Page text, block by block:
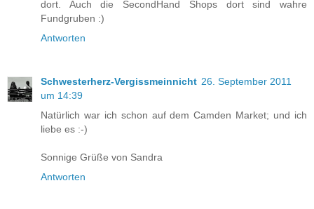
dort. Auch die SecondHand Shops dort sind wahre
Fundgruben :)
Antworten
Schwesterherz-Vergissmeinnicht 26. September 2011
um 14:39
Natürlich war ich schon auf dem Camden Market; und ich
liebe es :-)
Sonnige Grüße von Sandra
Antworten